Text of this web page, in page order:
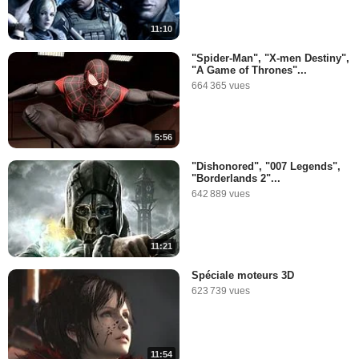
11:10
5:56
"Spider-Man", "X-men Destiny",
"A Game of Thrones"...
664 365 vues
11:21
"Dishonored", "007 Legends",
"Borderlands 2"...
642 889 vues
11:54
Spéciale moteurs 3D
623 739 vues